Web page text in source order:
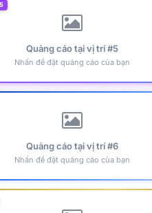
Quảng cáo tại vị trí #5
Nhấn để đặt quảng cáo của bạn
Quảng cáo tại vị trí #6
Nhấn để đặt quảng cáo của bạn